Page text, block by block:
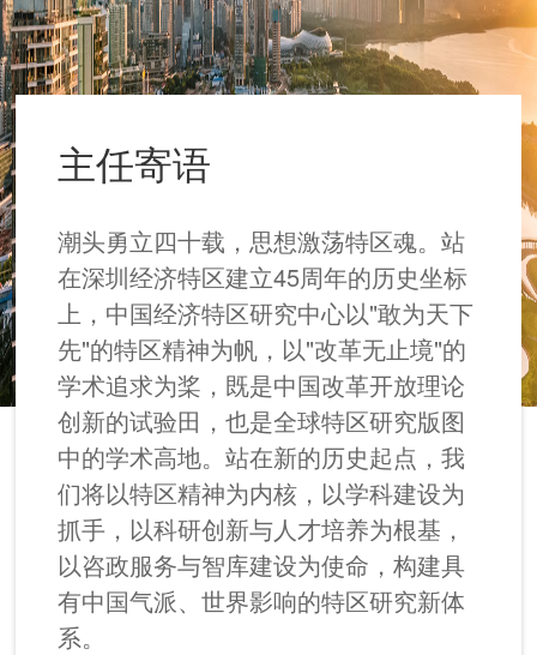
主任寄语
潮头勇立四十载，思想激荡特区魂。站
在深圳经济特区建立45周年的历史坐标
上，中国经济特区研究中心以"敢为天下
先"的特区精神为帆，以"改革无止境"的
学术追求为桨，既是中国改革开放理论
创新的试验田，也是全球特区研究版图
中的学术高地。站在新的历史起点，我
们将以特区精神为内核，以学科建设为
抓手，以科研创新与人才培养为根基，
以咨政服务与智库建设为使命，构建具
有中国气派、世界影响的特区研究新体
系。